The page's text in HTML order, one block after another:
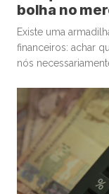
bolha no
Existe uma
financeiros: achar
nós
talvez ainda mais
semanas, vimos